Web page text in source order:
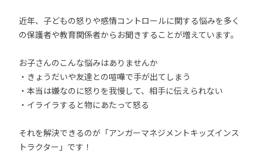
近年、子どもの怒りや感情コントロールに関する悩みを多く
の保護者や教育関係者からお聞きすることが増えています。
お子さんのこんな悩みはありませんか
・きょうだいや友達との喧嘩で手が出てしまう
・本当は嫌なのに怒りを我慢して、相手に伝えられない
・イライラすると物にあたって怒る
それを解決できるのが「アンガーマネジメントキッズインス
トラクター」です！